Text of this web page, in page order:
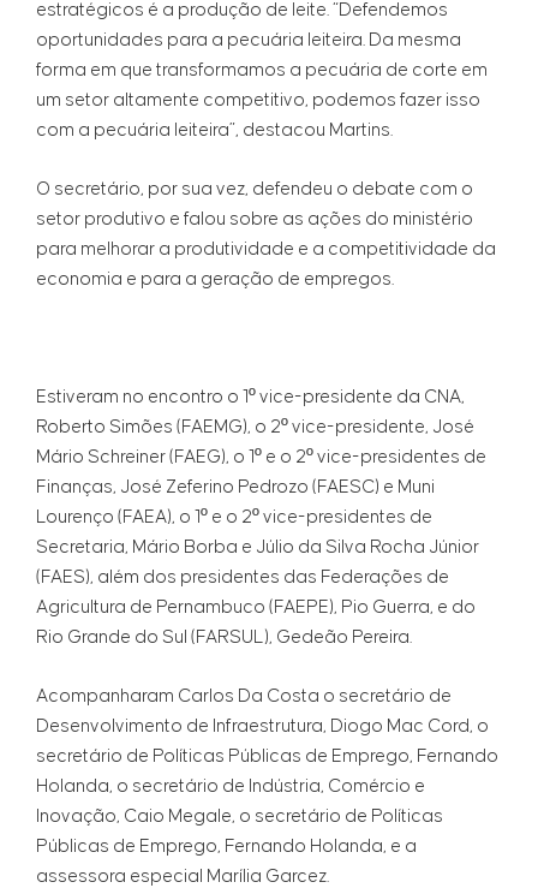
estratégicos é a produção de leite. “Defendemos
oportunidades para a pecuária leiteira. Da mesma
forma em que transformamos a pecuária de corte em
um setor altamente competitivo, podemos fazer isso
com a pecuária leiteira”, destacou Martins.
O secretário, por sua vez, defendeu o debate com o
setor produtivo e falou sobre as ações do ministério
para melhorar a produtividade e a competitividade da
economia e para a geração de empregos.
Estiveram no encontro o 1º vice-presidente da CNA,
Roberto Simões (FAEMG), o 2º vice-presidente, José
Mário Schreiner (FAEG), o 1º e o 2º vice-presidentes de
Finanças, José Zeferino Pedrozo (FAESC) e Muni
Lourenço (FAEA), o 1º e o 2º vice-presidentes de
Secretaria, Mário Borba e Júlio da Silva Rocha Júnior
(FAES), além dos presidentes das Federações de
Agricultura de Pernambuco (FAEPE), Pio Guerra, e do
Rio Grande do Sul (FARSUL), Gedeão Pereira.
Acompanharam Carlos Da Costa o secretário de
Desenvolvimento de Infraestrutura, Diogo Mac Cord, o
secretário de Políticas Públicas de Emprego, Fernando
Holanda, o secretário de Indústria, Comércio e
Inovação, Caio Megale, o secretário de Políticas
Públicas de Emprego, Fernando Holanda, e a
assessora especial Marília Garcez.